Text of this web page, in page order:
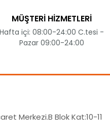
MÜŞTERİ HİZMETLERİ
Hafta içi: 08:00-24:00 C.tesi -
Pazar 09:00-24:00
Merkezi.B Blok Kat:10-11